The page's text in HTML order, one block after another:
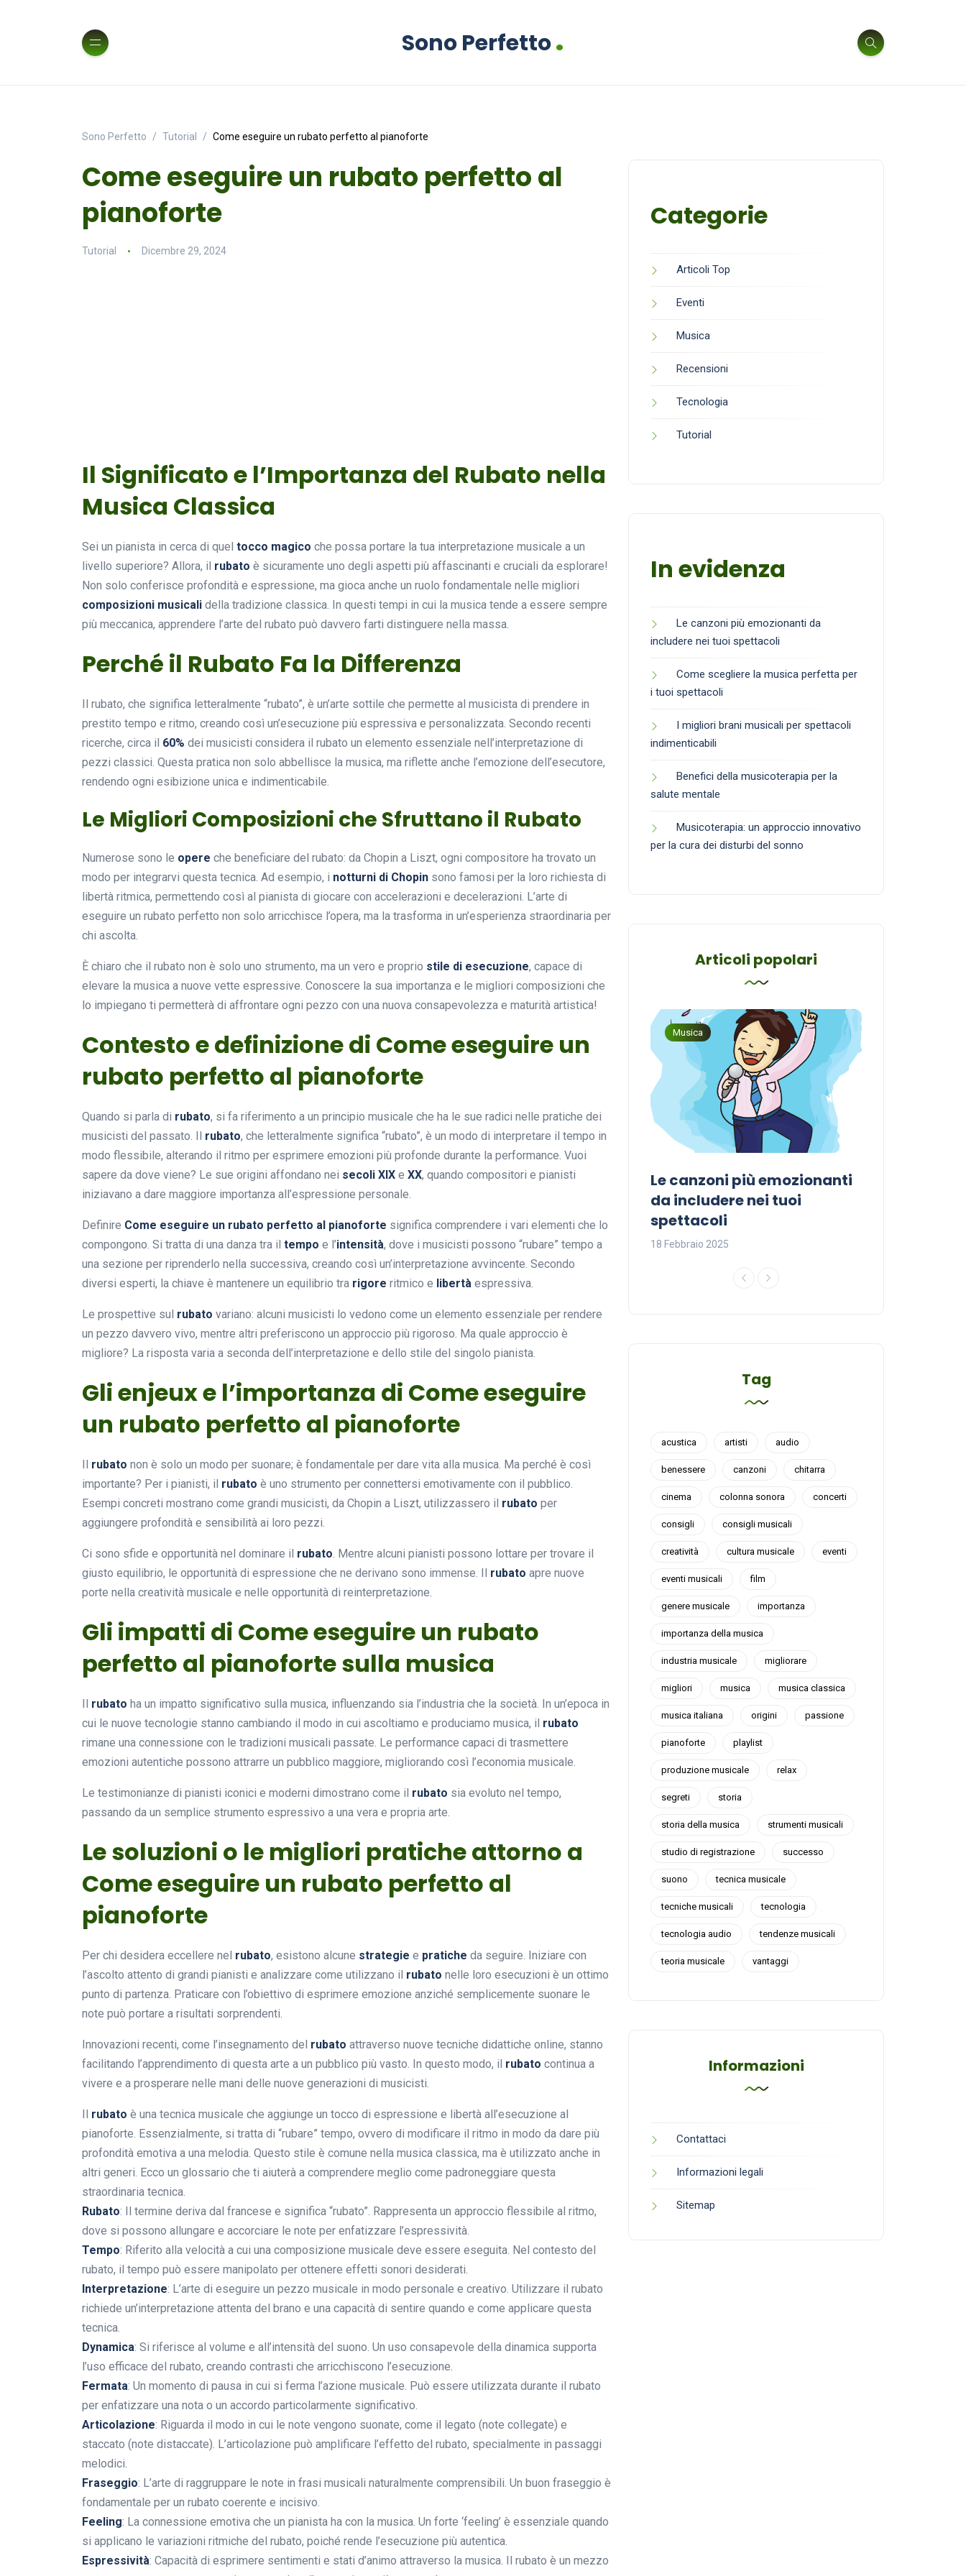
Sono Perfetto.
Sono Perfetto Tutorial Come eseguire un rubato perfetto al pianoforte
Come eseguire un rubato perfetto al
pianoforte
Tutorial Dicembre 29, 2024
Il Significato e l’Importanza del Rubato nella
Musica Classica
Sei un pianista in cerca di quel tocco magico che possa portare la tua interpretazione musicale a un
livello superiore? Allora, il rubato è sicuramente uno degli aspetti più affascinanti e cruciali da esplorare!
Non solo conferisce profondità e espressione, ma gioca anche un ruolo fondamentale nelle migliori
composizioni musicali della tradizione classica. In questi tempi in cui la musica tende a essere sempre
più meccanica, apprendere l’arte del rubato può davvero farti distinguere nella massa.
Perché il Rubato Fa la Differenza
Il rubato, che significa letteralmente “rubato”, è un’arte sottile che permette al musicista di prendere in
prestito tempo e ritmo, creando così un’esecuzione più espressiva e personalizzata. Secondo recenti
ricerche, circa il 60% dei musicisti considera il rubato un elemento essenziale nell’interpretazione di
pezzi classici. Questa pratica non solo abbellisce la musica, ma riflette anche l’emozione dell’esecutore,
rendendo ogni esibizione unica e indimenticabile.
Le Migliori Composizioni che Sfruttano il Rubato
Numerose sono le opere che beneficiare del rubato: da Chopin a Liszt, ogni compositore ha trovato un
modo per integrarvi questa tecnica. Ad esempio, i notturni di Chopin sono famosi per la loro richiesta di
libertà ritmica, permettendo così al pianista di giocare con accelerazioni e decelerazioni. L’arte di
eseguire un rubato perfetto non solo arricchisce l’opera, ma la trasforma in un’esperienza straordinaria per
chi ascolta.
È chiaro che il rubato non è solo uno strumento, ma un vero e proprio stile di esecuzione, capace di
elevare la musica a nuove vette espressive. Conoscere la sua importanza e le migliori composizioni che
lo impiegano ti permetterà di affrontare ogni pezzo con una nuova consapevolezza e maturità artistica!
Contesto e definizione di Come eseguire un
rubato perfetto al pianoforte
Quando si parla di rubato, si fa riferimento a un principio musicale che ha le sue radici nelle pratiche dei
musicisti del passato. Il rubato, che letteralmente significa “rubato”, è un modo di interpretare il tempo in
modo flessibile, alterando il ritmo per esprimere emozioni più profonde durante la performance. Vuoi
sapere da dove viene? Le sue origini affondano nei secoli XIX e XX, quando compositori e pianisti
iniziavano a dare maggiore importanza all’espressione personale.
Definire Come eseguire un rubato perfetto al pianoforte significa comprendere i vari elementi che lo
compongono. Si tratta di una danza tra il tempo e l’intensità, dove i musicisti possono “rubare” tempo a
una sezione per riprenderlo nella successiva, creando così un’interpretazione avvincente. Secondo
diversi esperti, la chiave è mantenere un equilibrio tra rigore ritmico e libertà espressiva.
Le prospettive sul rubato variano: alcuni musicisti lo vedono come un elemento essenziale per rendere
un pezzo davvero vivo, mentre altri preferiscono un approccio più rigoroso. Ma quale approccio è
migliore? La risposta varia a seconda dell’interpretazione e dello stile del singolo pianista.
Gli enjeux e l’importanza di Come eseguire
un rubato perfetto al pianoforte
Il rubato non è solo un modo per suonare; è fondamentale per dare vita alla musica. Ma perché è così
importante? Per i pianisti, il rubato è uno strumento per connettersi emotivamente con il pubblico.
Esempi concreti mostrano come grandi musicisti, da Chopin a Liszt, utilizzassero il rubato per
aggiungere profondità e sensibilità ai loro pezzi.
Ci sono sfide e opportunità nel dominare il rubato. Mentre alcuni pianisti possono lottare per trovare il
giusto equilibrio, le opportunità di espressione che ne derivano sono immense. Il rubato apre nuove
porte nella creatività musicale e nelle opportunità di reinterpretazione.
Gli impatti di Come eseguire un rubato
perfetto al pianoforte sulla musica
Il rubato ha un impatto significativo sulla musica, influenzando sia l’industria che la società. In un’epoca in
cui le nuove tecnologie stanno cambiando il modo in cui ascoltiamo e produciamo musica, il rubato
rimane una connessione con le tradizioni musicali passate. Le performance capaci di trasmettere
emozioni autentiche possono attrarre un pubblico maggiore, migliorando così l’economia musicale.
Le testimonianze di pianisti iconici e moderni dimostrano come il rubato sia evoluto nel tempo,
passando da un semplice strumento espressivo a una vera e propria arte.
Le soluzioni o le migliori pratiche attorno a
Come eseguire un rubato perfetto al
pianoforte
Per chi desidera eccellere nel rubato, esistono alcune strategie e pratiche da seguire. Iniziare con
l’ascolto attento di grandi pianisti e analizzare come utilizzano il rubato nelle loro esecuzioni è un ottimo
punto di partenza. Praticare con l’obiettivo di esprimere emozione anziché semplicemente suonare le
note può portare a risultati sorprendenti.
Innovazioni recenti, come l’insegnamento del rubato attraverso nuove tecniche didattiche online, stanno
facilitando l’apprendimento di questa arte a un pubblico più vasto. In questo modo, il rubato continua a
vivere e a prosperare nelle mani delle nuove generazioni di musicisti.
Il rubato è una tecnica musicale che aggiunge un tocco di espressione e libertà all’esecuzione al
pianoforte. Essenzialmente, si tratta di “rubare” tempo, ovvero di modificare il ritmo in modo da dare più
profondità emotiva a una melodia. Questo stile è comune nella musica classica, ma è utilizzato anche in
altri generi. Ecco un glossario che ti aiuterà a comprendere meglio come padroneggiare questa
straordinaria tecnica.
Rubato: Il termine deriva dal francese e significa “rubato”. Rappresenta un approccio flessibile al ritmo,
dove si possono allungare e accorciare le note per enfatizzare l’espressività.
Tempo: Riferito alla velocità a cui una composizione musicale deve essere eseguita. Nel contesto del
rubato, il tempo può essere manipolato per ottenere effetti sonori desiderati.
Interpretazione: L’arte di eseguire un pezzo musicale in modo personale e creativo. Utilizzare il rubato
richiede un’interpretazione attenta del brano e una capacità di sentire quando e come applicare questa
tecnica.
Dynamica: Si riferisce al volume e all’intensità del suono. Un uso consapevole della dinamica supporta
l’uso efficace del rubato, creando contrasti che arricchiscono l’esecuzione.
Fermata: Un momento di pausa in cui si ferma l’azione musicale. Può essere utilizzata durante il rubato
per enfatizzare una nota o un accordo particolarmente significativo.
Articolazione: Riguarda il modo in cui le note vengono suonate, come il legato (note collegate) e
staccato (note distaccate). L’articolazione può amplificare l’effetto del rubato, specialmente in passaggi
melodici.
Fraseggio: L’arte di raggruppare le note in frasi musicali naturalmente comprensibili. Un buon fraseggio è
fondamentale per un rubato coerente e incisivo.
Feeling: La connessione emotiva che un pianista ha con la musica. Un forte ‘feeling’ è essenziale quando
si applicano le variazioni ritmiche del rubato, poiché rende l’esecuzione più autentica.
Espressività: Capacità di esprimere sentimenti e stati d’animo attraverso la musica. Il rubato è un mezzo
Categorie
Articoli Top
Eventi
Musica
Recensioni
Tecnologia
Tutorial
In evidenza
Le canzoni più emozionanti da
includere nei tuoi spettacoli
Come scegliere la musica perfetta per
i tuoi spettacoli
I migliori brani musicali per spettacoli
indimenticabili
Benefici della musicoterapia per la
salute mentale
Musicoterapia: un approccio innovativo
per la cura dei disturbi del sonno
Articoli popolari
Musicoterapia: un
cura dei disturbi del sonno
18 Febbraio 2025
Musica
Le canzoni più emozionanti
da includere nei tuoi
spettacoli
18 Febbraio 2025
Tag
acustica artisti audio
benessere canzoni chitarra
cinema colonna sonora concerti
consigli consigli musicali
creatività cultura musicale eventi
eventi musicali film
genere musicale importanza
importanza della musica
industria musicale migliorare
migliori musica musica classica
musica italiana origini passione
pianoforte playlist
produzione musicale relax
segreti storia
storia della musica strumenti musicali
studio di registrazione successo
suono tecnica musicale
tecniche musicali tecnologia
tecnologia audio tendenze musicali
teoria musicale vantaggi
Informazioni
Contattaci
Informazioni legali
Sitemap